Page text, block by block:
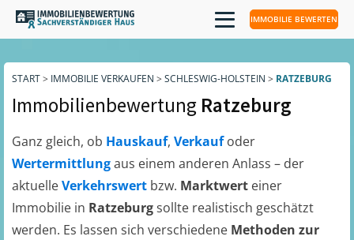
IMMOBILIE BEWERTEN
START> IMMOBILIE VERKAUFEN > SCHLESWIG-HOLSTEIN > RATZEBURG
Immobilienbewertung Ratzeburg
Ganz gleich, ob Hauskauf, Verkaufoder
Wertermittlungaus einem anderen Anlass – der
aktuelleVerkehrswert bzw. Marktwert einer
Immobilie in Ratzeburgsollte realistisch geschätzt
werden. Es lassen sich verschiedene Methoden zur